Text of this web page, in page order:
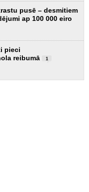
pusē – desmitiem
ap 100 000 eiro
pieci
reibumā
1